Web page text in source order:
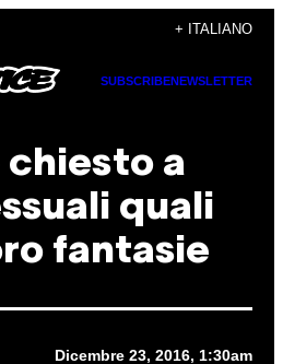
+ ITALIANO
SUBSCRIBENEWSLETTER
a
quali
fantasie
Dicembre 23, 2016, 1:30am